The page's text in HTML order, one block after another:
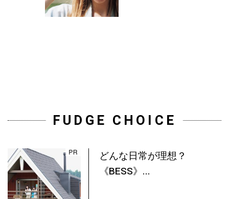
FUDGE CHOICE
どんな日常が理想？
《BESS》...